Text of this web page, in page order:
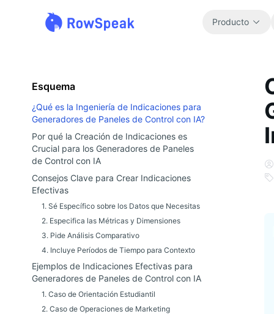
Producto
Esquema
¿Qué es la Ingeniería de Indicaciones para
Generadores de Paneles de Control con IA?
Por qué la Creación de Indicaciones es
Crucial para los Generadores de Paneles
de Control con IA
Consejos Clave para Crear Indicaciones
Efectivas
1. Sé Específico sobre los Datos que Necesitas
2. Especifica las Métricas y Dimensiones
3. Pide Análisis Comparativo
4. Incluye Períodos de Tiempo para Contexto
Ejemplos de Indicaciones Efectivas para
Generadores de Paneles de Control con IA
1. Caso de Orientación Estudiantil
2. Caso de Operaciones de Marketing